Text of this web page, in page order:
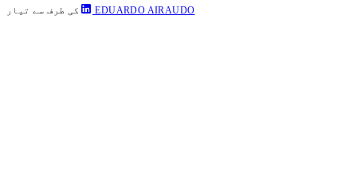
کی طرف سے تیار EDUARDO AIRAUDO